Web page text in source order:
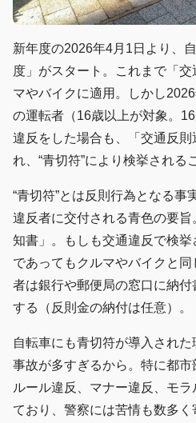
新年度の2026年4月1日より、
度」がスタート。これまで「
マやバイクに適用。しかし
の運転者（16歳以上が対象。
違反をした場合も、「交通反則
れ、“青切符”により検挙される
“青切符”とは反則行為となる事
違反者に交付される青色の要
知書」。もしも交通違反で検
であってもクルマやバイクと
者は銀行や郵便局の窓口に納
する（反則金の納付は任意）。
自転車にも青切符が導入され
事故が多すぎるから。特に都
ルール違反、マナー違反、モ
ており、警察には苦情も数多く